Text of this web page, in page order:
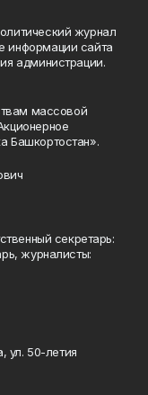
журнал
информации сайта
администрации.
массовой
Башкортостан».
секретарь:
журналисты:
ул. 50-летия